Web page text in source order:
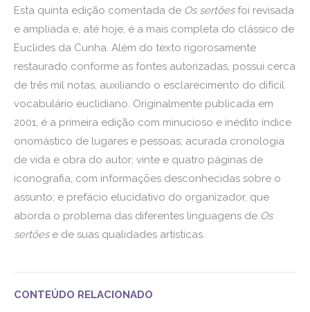
Esta quinta edição comentada de Os sertõesfoi revisada
e ampliada e, até hoje, é a mais completa do clássico de
Euclides da Cunha. Além do texto rigorosamente
restaurado conforme as fontes autorizadas, possui cerca
de três mil notas, auxiliando o esclarecimento do difícil
vocabulário euclidiano. Originalmente publicada em
2001, é a primeira edição com minucioso e inédito índice
onomástico de lugares e pessoas; acurada cronologia
de vida e obra do autor; vinte e quatro páginas de
iconografia, com informações desconhecidas sobre o
assunto; e prefácio elucidativo do organizador, que
aborda o problema das diferentes linguagens de Os
sertõese de suas qualidades artísticas.
CONTEÚDO RELACIONADO